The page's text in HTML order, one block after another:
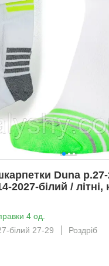
Duna
2027-білий / літні,
4 од.
білий 27-29
Роздріб